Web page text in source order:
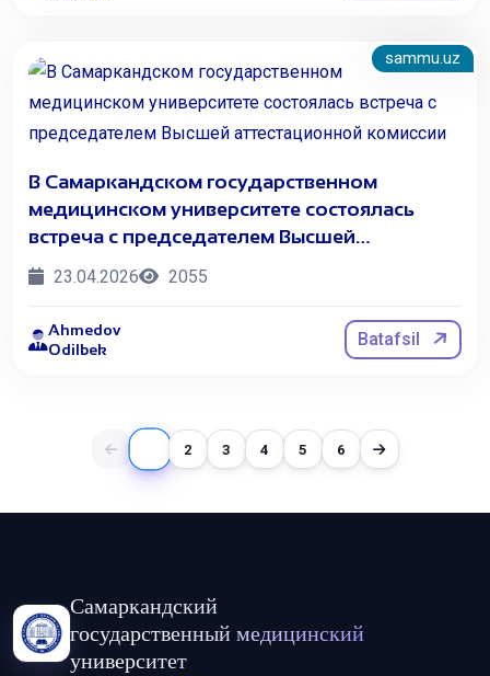
sammu.uz
В Самаркандском государственном
медицинском университете состоялась
встреча с председателем Высшей
аттестационной комиссии
23.04.2026 2055
Ahmedov
Odilbek
Batafsil
2 3 4 5 6
Самаркандский
государственный медицинский
университет